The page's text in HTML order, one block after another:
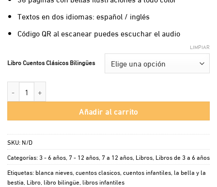
Textos en dos idiomas: español / inglés
Código QR al escanear puedes escuchar el audio
Libro Cuentos Clásicos Bilingües
LIMPIAR
Añadir al carrito
SKU: N/D
Categorías: 3 - 6 años 7 - 12 años 7 a 12 años Libros Libros de 3 a 6 años
Etiquetas: blanca nieves cuentos clasicos cuentos infantiles la bella y la
bestia Libro libro bilingüe libros infantiles